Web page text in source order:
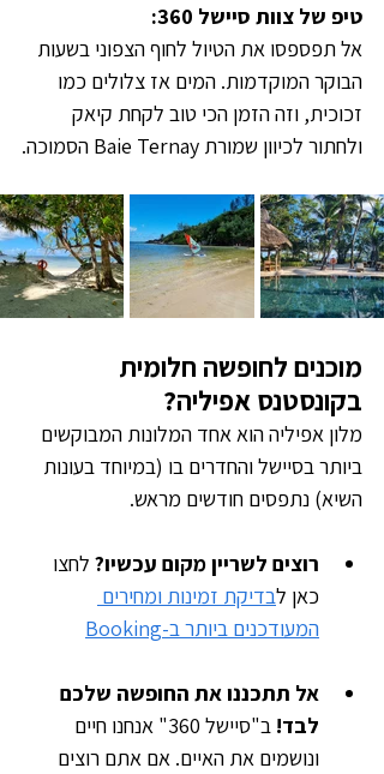
טיפ של צוות סיישל 360:
אל תפספסו את הטיול לחוף הצפוני בשעות
הבוקר המוקדמות. המים אז צלולים כמו
זכוכית, וזה הזמן הכי טוב לקחת קיאק
ולחתור לכיוון שמורת Baie Ternay הסמוכה.
מוכנים לחופשה חלומית
בקונסטנס אפיליה?
מלון אפיליה הוא אחד המלונות המבוקשים
ביותר בסיישל והחדרים בו (במיוחד בעונות
השיא) נתפסים חודשים מראש.
רוצים לשריין מקום עכשיו? לחצו
כאן לבדיקת זמינות ומחירים
המעודכנים ביותר ב-Booking
אל תתכננו את החופשה שלכם
לבד!
ב"סיישל 360" אנחנו חיים
ונושמים את האיים. אם אתם רוצים